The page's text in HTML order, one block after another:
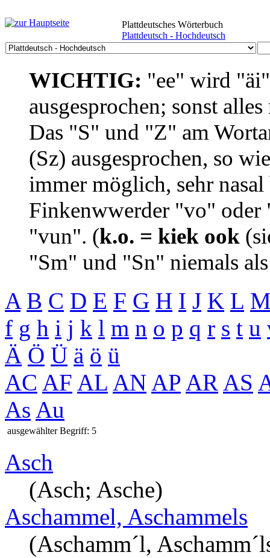
Plattdeutsches Wörterbuch
Plattdeutsch - Hochdeutsch
WICHTIG: "ee" wird
ausgesprochen; sonst
Das "S" und "Z" am
(Sz) ausgesprochen, so
immer möglich, sehr
Finkenwwerder "vo"
"vun". (k.o. = kiek ook
"Sm" und "Sn" niemals
A B C D E F G H I J K L
f g h i j k l m n o p q r s t u
Ä Ö Ü ä ö ü
AC AF AL AN AP AR AS
As Au
ausgewählter Begriff: 5
Asch
(Asch; Asche)
Aschammel, Aschammels
(Aschamm´l,